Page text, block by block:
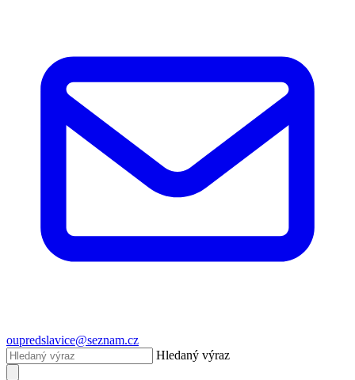
oupredslavice@seznam.cz
Hledaný výraz